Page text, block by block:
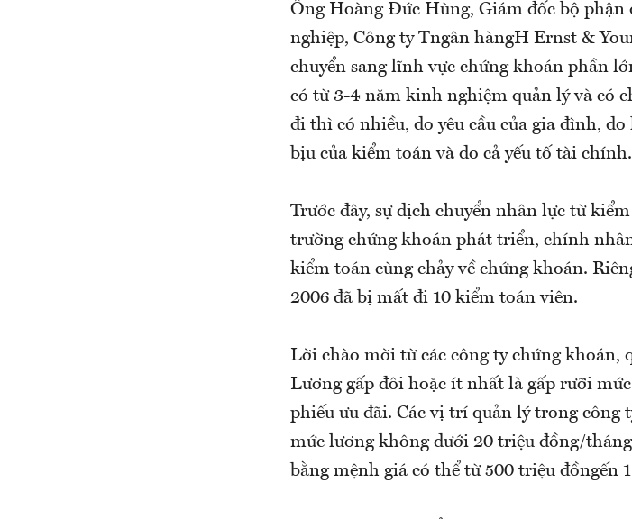
Ông Hoàng Đức Hùng, Giám đốc bộ
nghiệp, Công ty Tngân hàngH Ernst &
chuyển sang lĩnh vực chứng khoán phần
có từ 3-4 năm kinh nghiệm quản lý và có
đi thì có nhiều, do yêu cầu của gia đình,
bịu của kiểm toán và do cả yếu tố tài chính.
Trước đây, sự dịch chuyển nhân lực từ
trường chứng khoán phát triển, chính
kiểm toán cùng chảy về chứng khoán.
2006 đã bị mất đi 10 kiểm toán viên.
Lời chào mời từ các công ty chứng khoán,
Lương gấp đôi hoặc ít nhất là gấp rưỡi
phiếu ưu đãi. Các vị trí quản lý trong công
mức lương không dưới 20 triệu đồng/
bằng mệnh giá có thể từ 500 triệu đồngến